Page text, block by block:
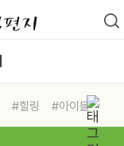
#힐링
#아이들